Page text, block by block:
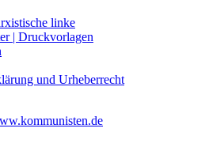
linke
| Druckvorlagen
und Urheberrecht